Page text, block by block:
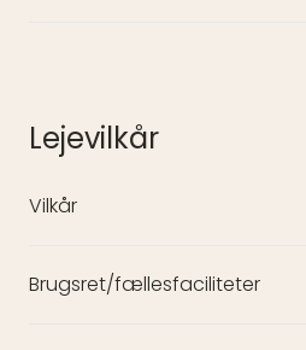
Lejevilkår
Vilkår
Brugsret/fællesfaciliteter